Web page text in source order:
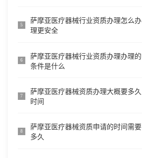
5
萨摩亚医疗器械行业资质办理怎么办
理更安全
6
萨摩亚医疗器械行业资质办理办理的
条件是什么
7
萨摩亚医疗器械资质办理大概要多久
时间
8
萨摩亚医疗器械资质申请的时间需要
多久